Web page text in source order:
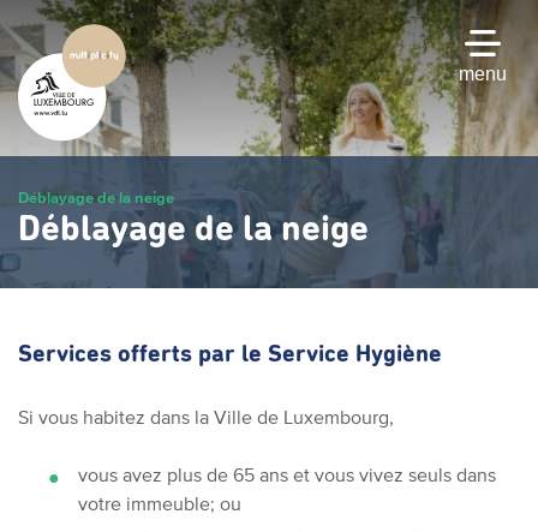
Passer
au
contenu
principal
menu
Déblayage de la neige
Déblayage de la neige
Services offerts par le Service Hygiène
Si vous habitez dans la Ville de Luxembourg,
vous avez plus de 65 ans et vous vivez seuls dans
votre immeuble; ou